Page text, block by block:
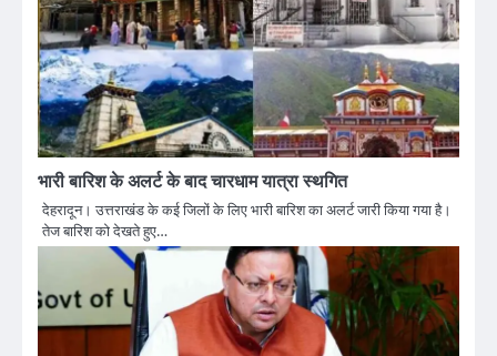
भारी बारिश के अलर्ट के बाद चारधाम यात्रा स्थगित
देहरादून। उत्तराखंड के कई जिलों के लिए भारी बारिश का अलर्ट जारी किया गया है।
तेज बारिश को देखते हुए…